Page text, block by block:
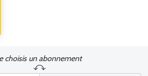
choisis un abonnement